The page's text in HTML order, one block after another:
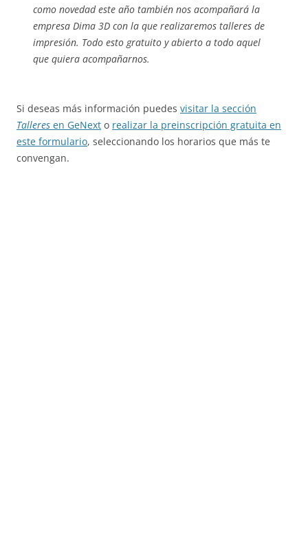
como novedad este año también nos acompañará la
empresa Dima 3D con la que realizaremos talleres de
impresión. Todo esto gratuito y abierto a todo aquel
que quiera acompañarnos.
Si deseas más información puedes visitar la sección
Talleres en GeNext o realizar la preinscripción gratuita en
este formulario, seleccionando los horarios que más te
convengan.